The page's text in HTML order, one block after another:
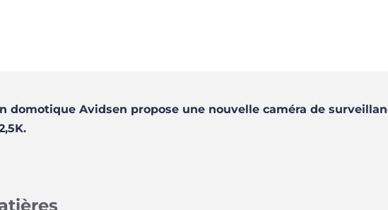
domotique Avidsen propose une nouvelle caméra de